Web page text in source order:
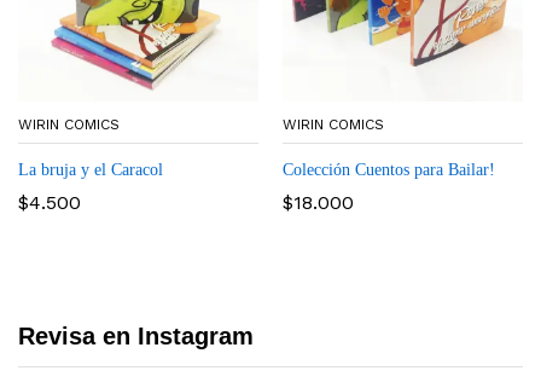
WIRIN COMICS
La bruja y el Caracol
$4.500
WIRIN COMICS
Colección Cuentos para Bailar!
$18.000
Revisa en Instagram